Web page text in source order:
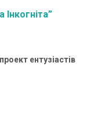
Інкогніта”
ентузіастів